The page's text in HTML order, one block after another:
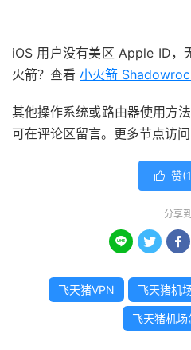
iOS 用户没有美区 Apple ID
火箭？查看 小火箭
其他操作系统或路由器使用方
可在评论区留言。更多节点访问
 赞(
分享到
  
飞天猪VPN 飞天猪机
飞天猪机场